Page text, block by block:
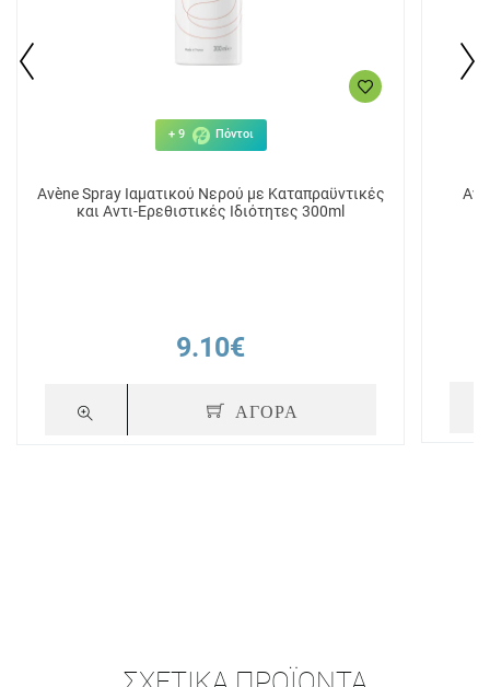
+ 9 Πόντοι
Avène Spray Ιαματικού Νερού με Καταπραϋντικές
και Αντι-Ερεθιστικές Ιδιότητες 300ml
9.10€
ΑΓΟΡΑ